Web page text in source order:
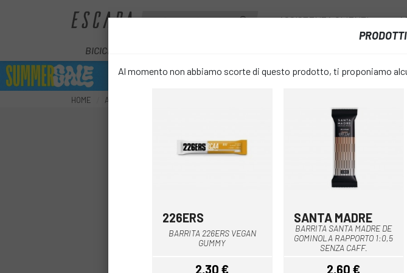
ASSISTENZA CLIENTI
BICICLETTE
HOME ACCESSORI
Al momento non abbiamo scorte di questo prodotto, ti proponiamo
226ERS
BARRITA 226ERS VEGAN
GUMMY
2,30 €
SANTA MADRE
BARRITA SANTA MADRE DE
GOMINOLA RAPPORTO 1:0,5
SENZA CAFF.
2,60 €